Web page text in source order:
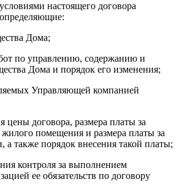
настоящего договора
Дома;
по управлению, содержанию и
Дома и порядок его изменения;
Управляющей компанией
цены договора, размера платы за
помещения и размера платы за
а также порядок внесения такой платы;
контроля за выполнением
ее обязательств по договору